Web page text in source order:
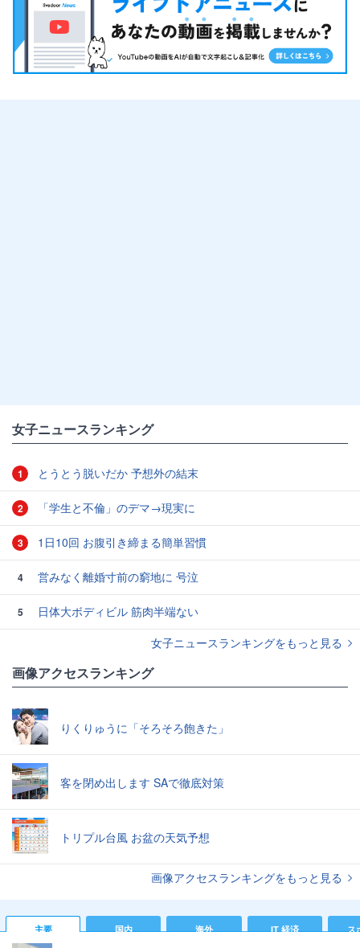
女子ニュースランキング
1 とうとう脱いだか 予想外の結末
2 「学生と不倫」のデマ→現実に
3 1日10回 お腹引き締まる簡単習慣
4 営みなく離婚寸前の窮地に 号泣
5
日体大ボディビル 筋肉半端ない
女子ニュースランキングをもっと見る
画像アクセスランキング
りくりゅうに「そろそろ飽きた」
客を閉め出します SAで徹底対策
トリプル台風 お盆の天気予想
画像アクセスランキングをもっと見る
主要 国内 海外 IT 経済 ス